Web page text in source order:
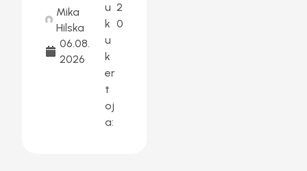
Mika
Hilska
06.08.
2026
u
k
u
k
er
t
oj
a:
2
0